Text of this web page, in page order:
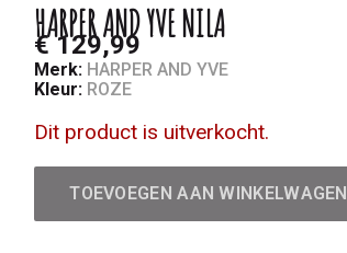
HARPER AND YVE NILA
€ 129,99
Merk: HARPER AND YVE
Kleur: ROZE
Dit product is uitverkocht.
TOEVOEGEN AAN WINKELWAGEN